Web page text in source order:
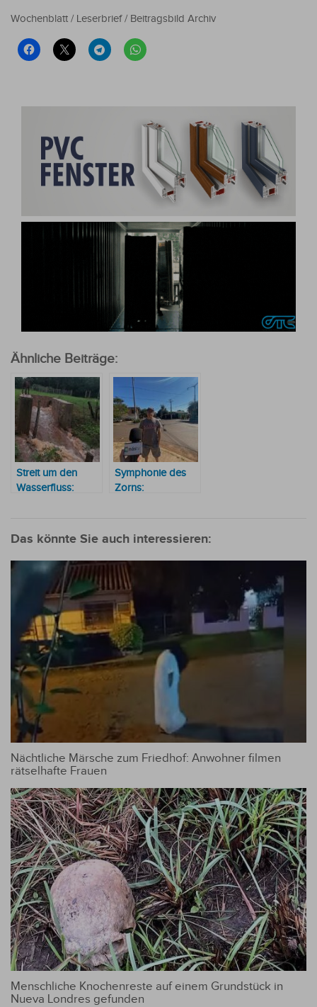
Wochenblatt / Leserbrief / Beitragsbild Archiv
Ähnliche Beiträge:
Streit um den
Wasserfluss:
Anwohner in
wegen einem
Umweltverbrechen
Symphonie des
Zorns:
eskaliert
Das könnte Sie auch interessieren:
Nächtliche Märsche zum Friedhof: Anwohner filmen
rätselhafte Frauen
Menschliche Knochenreste auf einem Grundstück in
Nueva Londres gefunden